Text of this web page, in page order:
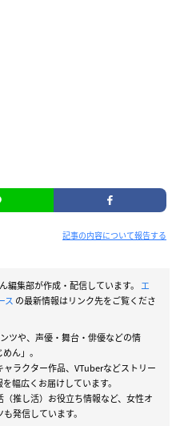
記事の内容について報告する
編集部が作成・配信しています。 エ
ス の最新情報はリンク先をご覧くださ
ツや、声優・舞台・俳優などの情
ん」。
ラクター作品、VTuberなどストリー
幅広くお届けしています。
推し活）お役立ち情報など、女性オ
発信しています。